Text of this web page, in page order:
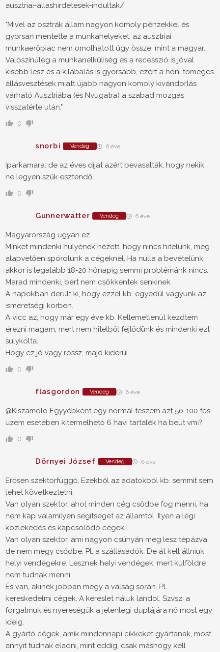
ausztriai-allashirdetesek-indultak/
"Mivel az osztrák állam nagyon komoly pénzekkel és
gyorsan mentette a munkahelyeket, az ausztriai
munkaerőpiac nem omolhatott úgy össze, mint a magyar.
Valószínűleg a munkanélküliség és a recesszió is jóval
kisebb lesz és a kilábalás is gyorsabb, ezért a honi tömeges
állásvesztések miatt újabb nagyon komoly kivándorlás
várható Ausztriába (és Nyugatra) a szabad mozgás
visszatérte után."
0
snorbi Vendég 6 éve
Iparkamara: de az éves díjat azért bevasalták, hogy nekik
ne legyen szűk esztendő...
0
Gunnerwatter Vendég 6 éve
Magyarország ugyan ez.
Minket mindenki hülyének nézett, hogy nincs hitelünk, meg
alapvetően spórolunk a cégeknél. Ha nulla a bevételünk,
akkor is legalább 18-20 hónapig semmi problémánk nincs.
Marad mindenki, bért nem csökkentek senkinek.
A napokban derült ki, hogy ezzel kb. egyedül vagyunk az
ismeretségi körben.
A vicc az, hogy már egy éve kb. Kellemetlenül kezdtem
érezni magam, mert nem hitelből fejlődünk és mindenki ezt
sulykolta.
Hogy ez jó vagy rossz, majd kiderül...
0
flasgordon Vendég 6 éve
@Kiszamolo Egyyébként egy normál teszem azt 50-100 fős
üzem esetében kitermelhető 6 havi tartalék ha beüt vmi?
0
Dörnyei József Vendég 6 éve
Erősen szektorfüggő. Ezekből az adatokból kb. semmit sem
lehet következtetni.
Van olyan szektor, ahol minden cég csődbe fog menni, ha
nem kap valamilyen segítséget az államtól. Ilyen a légi
közlekedés és kapcsolódó cégek.
Van olyan szektor, ami nagyon csúnyán meg lesz tépázva,
de nem megy csődbe. Pl. a szállásadók. De át kell állniuk
helyi vendégekre. Lesznek helyi vendégek, mert külföldre
nem tudnak menni.
És van, akinek jobban megy a válság során. Pl.
kereskedelmi cégek. A kereslet náluk landol. Szvsz. a
forgalmuk és nyereségük a jelenlegi duplájára nő most egy
ideig.
A gyártó cégek, amik mindennapi cikkeket gyártanak, most
annyit tudnak eladni, mint eddig, csak máshogy kell